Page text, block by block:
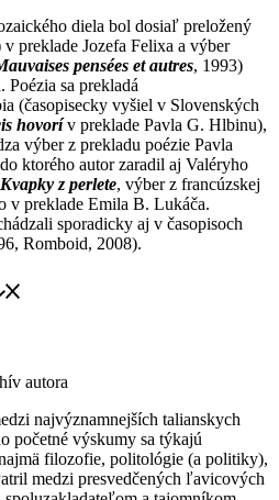
diela bol dosiaľ preložený
preklade Jozefa Felixa a výber
pensées et autres, 1993)
sa prekladá
(časopisecky vyšiel v Slovenských
hovorív preklade Pavla G. Hlbinu),
výber z prekladu poézie Pavla
ktorého autor zaradil aj Valéryho
Kvapky z perlete, výber z francúzskej
v preklade Emila B. Lukáča.
sporadicky aj v časopisoch
Romboid, 2008).
autora
najvýznamnejších talianskych
početné výskumy sa týkajú
filozofie, politológie (a politiky),
medzi presvedčených ľavicových